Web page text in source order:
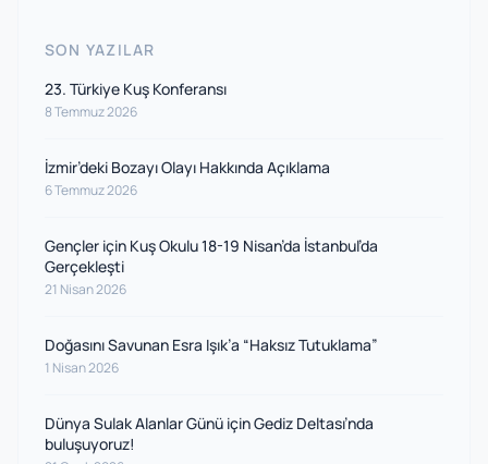
SON YAZILAR
23. Türkiye Kuş Konferansı
8 Temmuz 2026
İzmir’deki Bozayı Olayı Hakkında Açıklama
6 Temmuz 2026
Gençler için Kuş Okulu 18-19 Nisan’da İstanbul’da
Gerçekleşti
21 Nisan 2026
Doğasını Savunan Esra Işık’a “Haksız Tutuklama”
1 Nisan 2026
Dünya Sulak Alanlar Günü için Gediz Deltası’nda
buluşuyoruz!